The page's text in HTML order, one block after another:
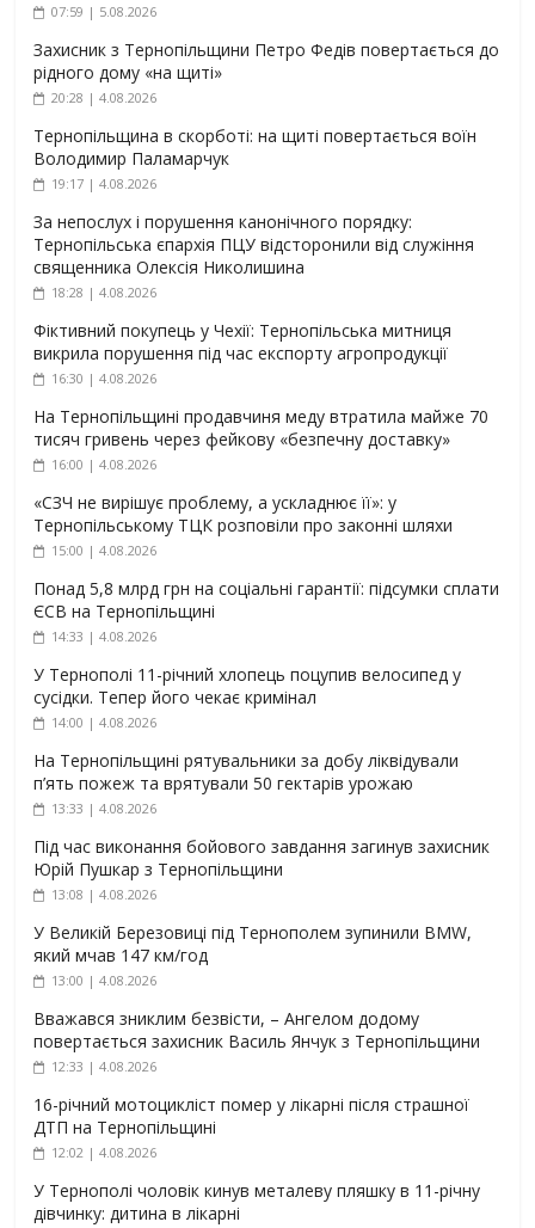
07:59 | 5.08.2026
Захисник з Тернопільщини Петро Федів повертається до
рідного дому «на щиті»
20:28 | 4.08.2026
Тернопільщина в скорботі: на щиті повертається воїн
Володимир Паламарчук
19:17 | 4.08.2026
За непослух і порушення канонічного порядку:
Тернопільська єпархія ПЦУ відсторонили від служіння
священника Олексія Николишина
18:28 | 4.08.2026
Фіктивний покупець у Чехії: Тернопільська митниця
викрила порушення під час експорту агропродукції
16:30 | 4.08.2026
На Тернопільщині продавчиня меду втратила майже 70
тисяч гривень через фейкову «безпечну доставку»
16:00 | 4.08.2026
«СЗЧ не вирішує проблему, а ускладнює її»: у
Тернопільському ТЦК розповіли про законні шляхи
15:00 | 4.08.2026
Понад 5,8 млрд грн на соціальні гарантії: підсумки сплати
ЄСВ на Тернопільщині
14:33 | 4.08.2026
У Тернополі 11-річний хлопець поцупив велосипед у
сусідки. Тепер його чекає кримінал
14:00 | 4.08.2026
На Тернопільщині рятувальники за добу ліквідували
п’ять пожеж та врятували 50 гектарів урожаю
13:33 | 4.08.2026
Під час виконання бойового завдання загинув захисник
Юрій Пушкар з Тернопільщини
13:08 | 4.08.2026
У Великій Березовиці під Тернополем зупинили BMW,
який мчав 147 км/год
13:00 | 4.08.2026
Вважався зниклим безвісти, – Ангелом додому
повертається захисник Василь Янчук з Тернопільщини
12:33 | 4.08.2026
16-річний мотоцикліст помер у лікарні після страшної
ДТП на Тернопільщині
12:02 | 4.08.2026
У Тернополі чоловік кинув металеву пляшку в 11-річну
дівчинку: дитина в лікарні